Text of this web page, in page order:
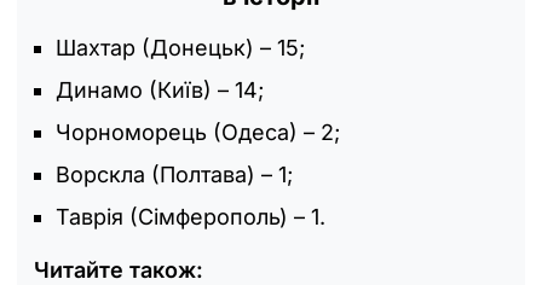
Шахтар (Донецьк) – 15;
Динамо (Київ) – 14;
Чорноморець (Одеса) – 2;
Ворскла (Полтава) – 1;
Таврія (Сімферополь) – 1.
Читайте також: